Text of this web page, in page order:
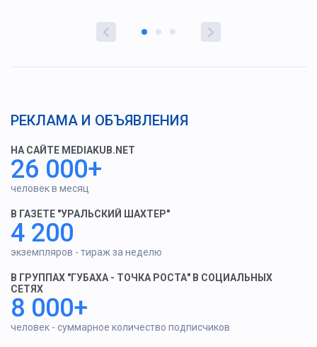
РЕКЛАМА И ОБЪЯВЛЕНИЯ
НА САЙТЕ MEDIAKUB.NET
26 000+
человек в месяц
В ГАЗЕТЕ "УРАЛЬСКИЙ ШАХТЕР"
4 200
экземпляров - тираж за неделю
В ГРУППАХ "ГУБАХА - ТОЧКА РОСТА" В СОЦИАЛЬНЫХ
СЕТЯХ
8 000+
человек - суммарное количество подписчиков